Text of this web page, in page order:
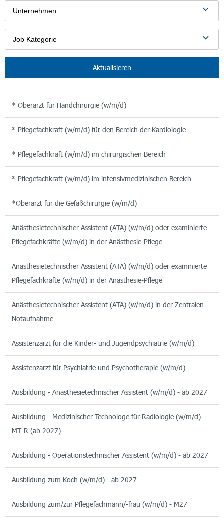
Unternehmen
Job Kategorie
Aktualisieren
* Oberarzt für Handchirurgie (w/m/d)
* Pflegefachkraft (w/m/d) für den Bereich der Kardiologie
* Pflegefachkraft (w/m/d) im chirurgischen Bereich
* Pflegefachkraft (w/m/d) im intensivmedizinischen Bereich
*Oberarzt für die Gefäßchirurgie (w/m/d)
Anästhesietechnischer Assistent (ATA) (w/m/d) oder examinierte
Pflegefachkräfte (w/m/d) in der Anästhesie-Pflege
Anästhesietechnischer Assistent (ATA) (w/m/d) oder examinierte
Pflegefachkräfte (w/m/d) in der Anästhesie-Pflege
Anästhesietechnischer Assistent (ATA) (w/m/d) in der Zentralen
Notaufnahme
Assistenzarzt für die Kinder- und Jugendpsychiatrie (w/m/d)
Assistenzarzt für Psychiatrie und Psychotherapie (w/m/d)
Ausbildung - Anästhesietechnischer Assistent (w/m/d) - ab 2027
Ausbildung - Medizinischer Technologe für Radiologie (w/m/d) -
MT-R (ab 2027)
Ausbildung - Operationstechnischer Assistent (w/m/d) - ab 2027
Ausbildung zum Koch (w/m/d) - ab 2027
Ausbildung zum/zur Pflegefachmann/-frau (w/m/d) - M27